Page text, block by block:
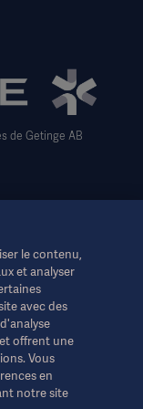
de Getinge AB
aux
professionnels
Elles ne sont
le mode
médicaux.
toute action ou
le contenu,
et analyser
avec des
offrent une
Vous
en
notre site